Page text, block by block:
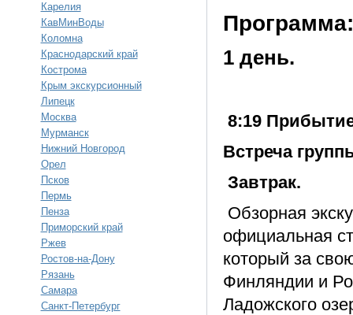
Карелия
КавМинВоды
Коломна
Краснодарский край
Кострома
Крым экскурсионный
Липецк
Москва
Мурманск
Нижний Новгород
Орел
Псков
Пермь
Пенза
Приморский край
Ржев
Ростов-на-Дону
Рязань
Самара
Санкт-Петербург
Программа:
1 день.
8:19
Встреча
Завтрак.
Обзорная
официальная
который за
Финляндии и
Ладожского